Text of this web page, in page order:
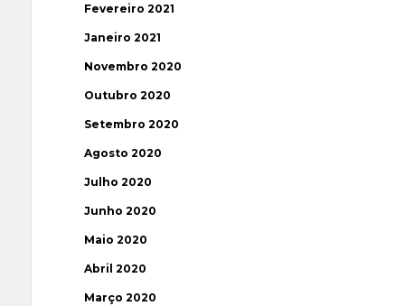
Fevereiro 2021
Janeiro 2021
Novembro 2020
Outubro 2020
Setembro 2020
Agosto 2020
Julho 2020
Junho 2020
Maio 2020
Abril 2020
Março 2020